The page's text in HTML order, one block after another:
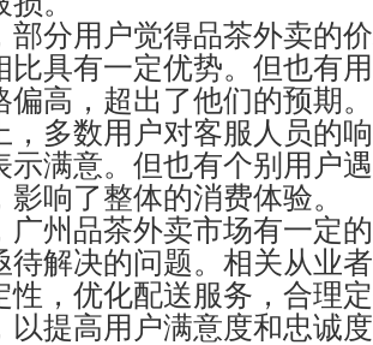
部分用户觉得品茶外卖的
比具有一定优势。但也有
高，超出了他们的预期。
，多数用户对客服人员的
示满意。但也有个别用户
响了整体的消费体验。
广州品茶外卖市场有一定
待解决的问题。相关从业
性，优化配送服务，合理
以提高用户满意度和忠诚